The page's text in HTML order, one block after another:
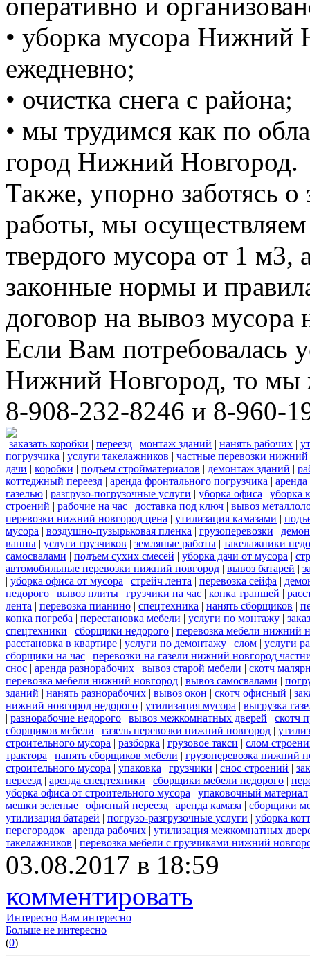
• уборка мусора Нижний
ежедневно;
• очистка снега с района;
• мы трудимся как по
город Нижний Новгород.
Также, упорно заботясь
работы, мы
твердого мусора от 1 м3,
законные нормы и
договор на вывоз мусора
Если Вам потребовалась
Нижний Новгород, то мы
8-908-232-8246 и 8-960-
заказать коробки | переезд | монтаж зданий | нанять рабочих |
погрузчика | услуги такелажников | частные перевозки нижний
дачи | коробки | подъем стройматериалов | демонтаж зданий |
коттеджный переезд | аренда фронтального погрузчика |
газелью | разгрузо-погрузочные услуги | уборка офиса | уборка
строений | рабочие на час | доставка под ключ | вывоз
перевозки нижний новгород цена | утилизация камазами |
мусора | воздушно-пузырьковая пленка | грузоперевозки |
ванны | услуги грузчиков | земляные работы | такелажники
самосвалами | подъем сухих смесей | уборка дачи от мусора |
автомобильные перевозки нижний новгород | вывоз батарей |
| уборка офиса от мусора | стрейч лента | перевозка сейфа |
недорого | вывоз плиты | грузчики на час | копка траншей |
лента | перевозка пианино | спецтехника | нанять сборщиков |
копка погреба | перестановка мебели | услуги по монтажу |
спецтехники | сборщики недорого | перевозка мебели нижний
расстановка в квартире | услуги по демонтажу | слом | услуги
сборщики на час | перевозки на газели нижний новгород
снос | аренда разнорабочих | вывоз старой мебели | скотч
перевозка мебели нижний новгород | вывоз самосвалами |
зданий | нанять разнорабочих | вывоз окон | скотч офисный |
нижний новгород недорого | утилизация мусора | выгрузка
| разнорабочие недорого | вывоз межкомнатных дверей | скотч
сборщиков мебели | газель перевозки нижний новгород |
строительного мусора | разборка | грузовое такси | слом
трактора | нанять сборщиков мебели | грузоперевозка нижний
строительного мусора | упаковка | грузчики | снос строений |
переезд | аренда спецтехники | сборщики мебели недорого |
уборка офиса от строительного мусора | упаковочный материал
мешки зеленые | офисный переезд | аренда камаза | сборщики
утилизация батарей | погрузо-разгрузочные услуги | уборка
перегородок | аренда рабочих | утилизация межкомнатных
такелажников | перевозка мебели с грузчиками нижний
03.08.2017 в 18:59
комментировать
Интересно Вам интересно
Больше не интересно
(0)